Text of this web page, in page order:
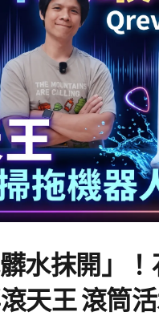
水抹開」
天王 滾筒